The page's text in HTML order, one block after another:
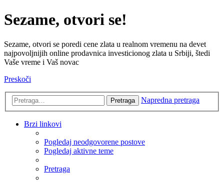
Sezame, otvori se!
Sezame, otvori se poredi cene zlata u realnom vremenu na devet
najpovoljnijih online prodavnica investicionog zlata u Srbiji, štedi
Vaše vreme i Vaš novac
Preskoči
Pretraga Napredna pretraga
Brzi linkovi
Pogledaj neodgovorene postove
Pogledaj aktivne teme
Pretraga